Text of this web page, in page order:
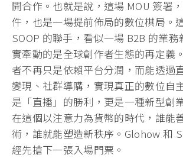
開合作。也就是說，這場 MOU 簽署
件，也是一場提前佈局的數位棋局。
SOOP 的聯手，看似一場 B2B 的業
實牽動的是全球創作者生態的再定義
者不再只是依賴平台分潤，而能透過
變現、社群導購，實現真正的數位自
是「直播」的勝利，更是一種新型創
在這個以注意力為貨幣的時代，誰能
術，誰就能塑造新秩序。Glohow 和
經先搶下一張入場門票。